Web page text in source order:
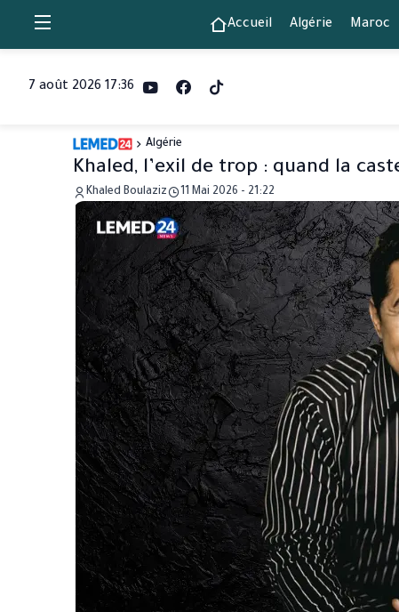
Accueil Algérie Maroc
7 août 2026 17:36
Algérie
Khaled, l’exil de trop : quand la
Khaled Boulaziz 11 Mai 2026 - 21:22